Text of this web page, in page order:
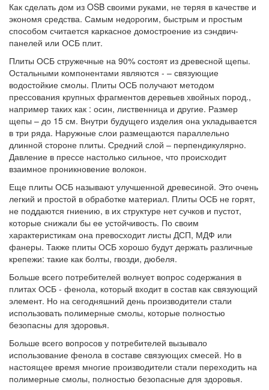
Как сделать дом из OSB своими руками, не теряя в качестве и
экономя средства. Самым недорогим, быстрым и простым
способом считается каркасное домостроение из сэндвич-
панелей или ОСБ плит.
Плиты ОСБ стружечные на 90% состоят из древесной щепы.
Остальными компонентами являются - – связующие
водостойкие смолы. Плиты ОСБ получают методом
прессования крупных фрагментов деревьев хвойных пород.,
например таких как : осин, лиственница и другие. Размер
щепы – до 15 см. Внутри будущего изделия она укладывается
в три ряда. Наружные слои размещаются параллельно
длинной стороне плиты. Средний слой – перпендикулярно.
Давление в прессе настолько сильное, что происходит
взаимное проникновение волокон.
Еще плиты ОСБ называют улучшенной древесиной. Это очень
легкий и простой в обработке материал. Плиты ОСБ не горят,
не поддаются гниению, в их структуре нет сучков и пустот,
которые снижали бы ее устойчивость. По своим
характеристикам она превосходит листы ДСП, МДФ или
фанеры. Также плиты ОСБ хорошо будут держать различные
крепежи: такие как болты, гвозди, дюбеля.
Больше всего потребителей волнует вопрос содержания в
плитах ОСБ - фенола, который входит в состав как связующий
элемент. Но на сегодняшний день производители стали
использовать полимерные смолы, которые полностью
безопасны для здоровья.
Больше всего вопросов у потребителей вызывало
использование фенола в составе связующих смесей. Но в
настоящее время многие производители стали переходить на
полимерные смолы, полностью безопасные для здоровья.